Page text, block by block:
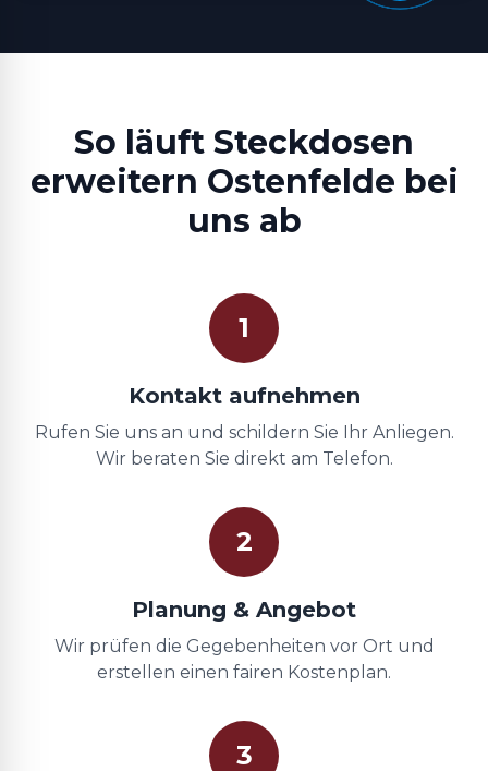
So läuft Steckdosen
erweitern Ostenfelde bei
uns ab
1
Kontakt aufnehmen
Rufen Sie uns an und schildern Sie Ihr Anliegen.
Wir beraten Sie direkt am Telefon.
2
Planung & Angebot
Wir prüfen die Gegebenheiten vor Ort und
erstellen einen fairen Kostenplan.
3